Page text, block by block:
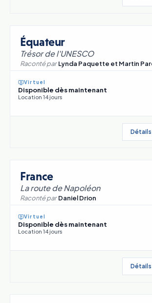
Équateur
Trésor de l'UNESCO
Raconté par Lynda Paquette et Martin
Virtuel
Disponible dès maintenant
Location 14 jours
Détails
France
La route de Napoléon
Raconté par Daniel Drion
Virtuel
Disponible dès maintenant
Location 14 jours
Détails